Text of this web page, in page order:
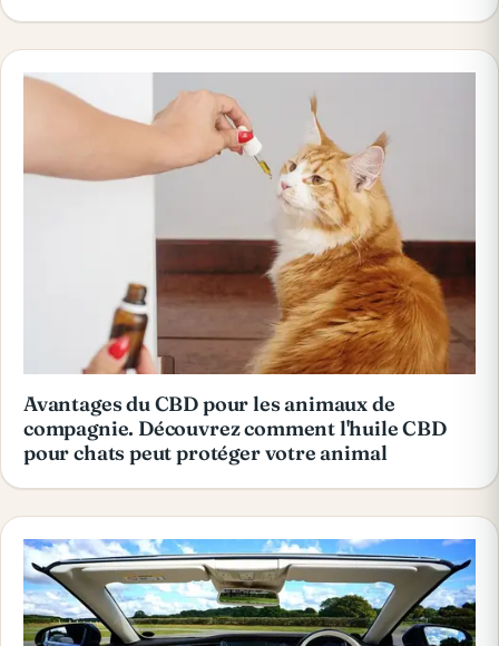
Avantages du CBD pour les animaux de
compagnie. Découvrez comment l'huile CBD
pour chats peut protéger votre animal